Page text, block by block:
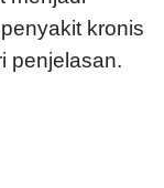
kronis
penjelasan.